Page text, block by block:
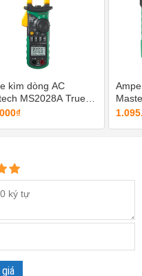
dòng điện AC tới 600A
đo lường đa dạng, bạn có
lên đến 600A, đo điện áp
20MΩ. Ngoài ra, model
diode và phát hiện điện
kìm dòng AC
MS2028A True